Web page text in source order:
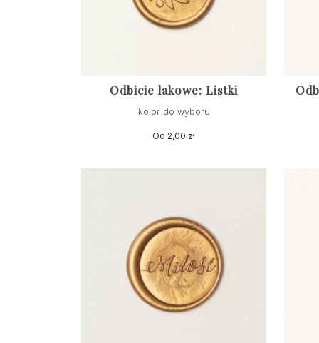
Odbicie lakowe: Listki
kolor do wyboru
Od 2,00 zł